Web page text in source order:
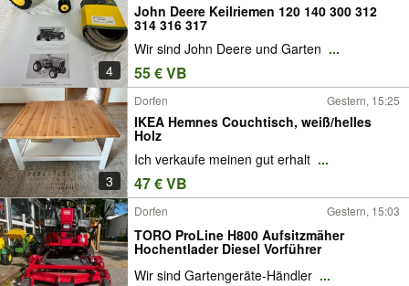
4
John Deere Keilriemen 120 140 300 312
314 316 317
Wir sind John Deere und Garten ...
55 € VB
3
Dorfen Gestern, 15:25
IKEA Hemnes Couchtisch, weiß/helles
Holz
Ich verkaufe meinen gut erhalt ...
47 € VB
Dorfen Gestern, 15:03
TORO ProLine H800 Aufsitzmäher
Hochentlader Diesel Vorführer
Wir sind Gartengeräte-Händler ...